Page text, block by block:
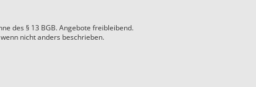
des § 13 BGB. Angebote freibleibend.
nicht anders beschrieben.